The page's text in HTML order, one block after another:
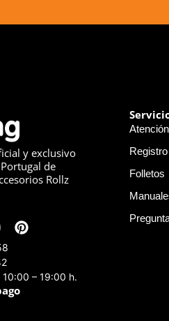
y exclusivo
de
Rollz
10:00 – 19:00 h.
Folletos